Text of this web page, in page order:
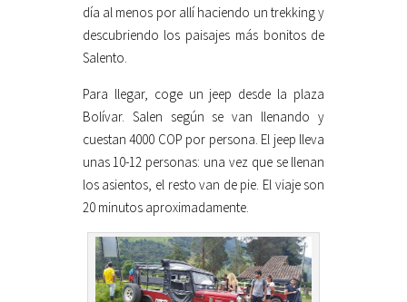
día al menos por allí haciendo un trekking y
descubriendo los paisajes más bonitos de
Salento.
Para llegar, coge un jeep desde la plaza
Bolívar. Salen según se van llenando y
cuestan 4000 COP por persona. El jeep lleva
unas 10-12 personas: una vez que se llenan
los asientos, el resto van de pie. El viaje son
20 minutos aproximadamente.